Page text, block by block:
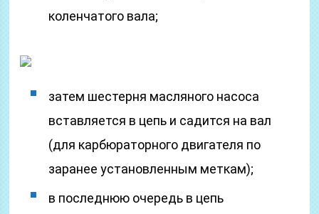
коленчатого вала;
затем шестерня масляного насоса
вставляется в цепь и садится на вал
(для карбюраторного двигателя по
заранее установленным меткам);
в последнюю очередь в цепь